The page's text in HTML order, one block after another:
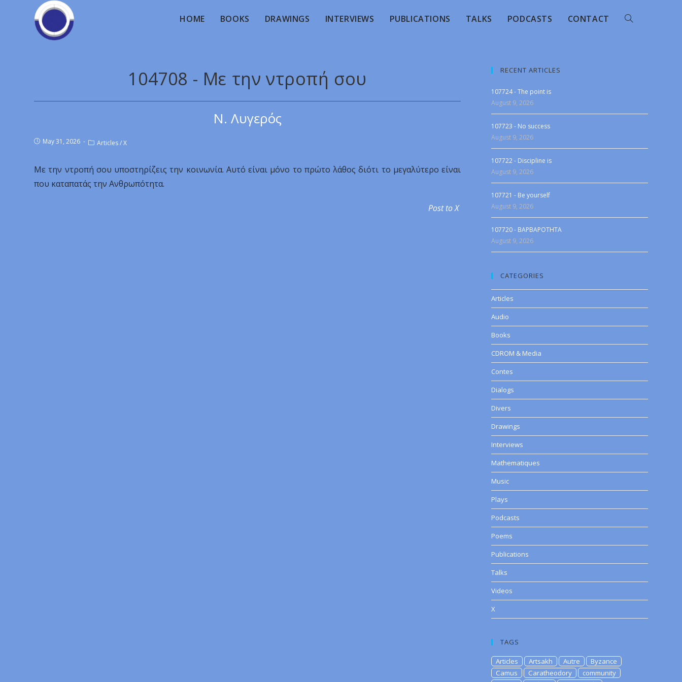
HOME BOOKS DRAWINGS INTERVIEWS PUBLICATIONS TALKS PODCASTS CONTACT
104708 - Με την ντροπή σου
Ν. Λυγερός
May 31, 2026 Articles/X
Με την ντροπή σου υποστηρίζεις την κοινωνία. Αυτό είναι μόνο το πρώτο λάθος διότι το μεγαλύτερο είναι
που καταπατάς την Ανθρωπότητα.
Post to X
RECENT ARTICLES
107724 - The point is
August 9, 2026
107723 - No success
August 9, 2026
107722 - Discipline is
August 9, 2026
107721 - Be yourself
August 9, 2026
107720 - BAPBAPOTHTA
August 9, 2026
CATEGORIES
Articles
Audio
Books
CDROM & Media
Contes
Dialogs
Divers
Drawings
Interviews
Mathematiques
Music
Plays
Podcasts
Poems
Publications
Talks
Videos
X
TAGS
Articles Artsakh Autre
Byzance
Camus
Caratheodory
community